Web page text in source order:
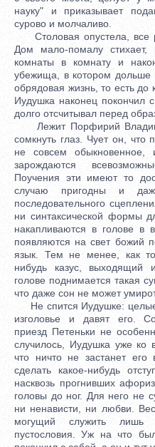
науку" и приказывает
сурово и молчаливо.
Столовая опустела, все
Дом мало-помалу
комнаты в комнату и
убежища, в котором дольше
обрядовая жизнь, то есть до
Иудушка наконец покончил
долго отсчитывал перед
Лежит Порфирий
сомкнуть глаз. Чует он, что
не совсем
зарождаются
Поучения эти имеют то
случаю пригодны и
последовательного
ни синтаксической формы
накапливаются в голове в
появляются на свет божий
язык. Тем не менее, как
нибудь казус, выходящий
голове поднимается такая
что даже сон не может
Не спится Иудушке: целые
изголовье и давят его.
приезд Петеньки не
случилось, Иудушка уже ко
что ничто не застанет его
сделать какое-нибудь
насквозь прогнивших
головы до ног. Для него не
ни ненависти, ни любви.
могущий служить лишь
пустословия. Уж на что